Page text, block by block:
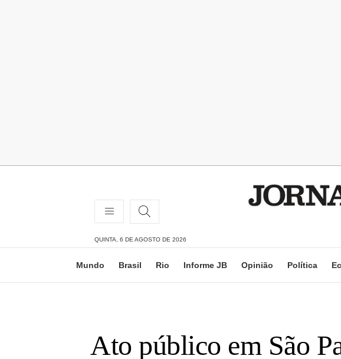
QUINTA, 6 DE AGOSTO DE 2026
Mundo Brasil Rio Informe JB Opinião Política
Ato público em São